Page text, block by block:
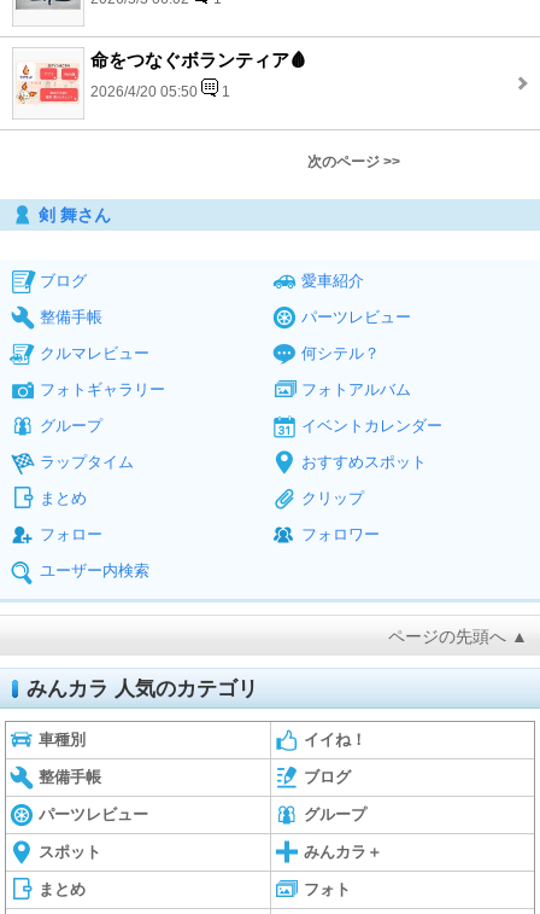
命をつなぐボランティア🩸
2026/4/20 05:50 1
次のページ >>
剣 舞さん
ブログ
愛車紹介
整備手帳
パーツレビュー
クルマレビュー
何シテル？
フォトギャラリー
フォトアルバム
グループ
イベントカレンダー
ラップタイム
おすすめスポット
まとめ
クリップ
フォロー
フォロワー
ユーザー内検索
ページの先頭へ ▲
みんカラ 人気のカテゴリ
車種別 イイね！
整備手帳 ブログ
パーツレビュー グループ
スポット みんカラ＋
まとめ フォト